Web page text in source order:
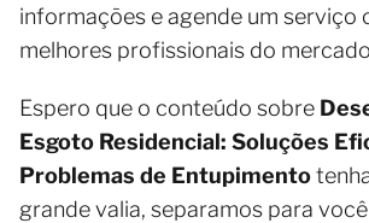
informações e agende um serviço
melhores profissionais do
Espero que o conteúdo sobre
Esgoto Residencial: Soluções
Problemas de Entupimento
grande valia, separamos para